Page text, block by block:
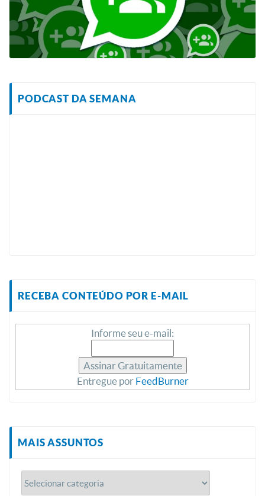
PODCAST DA SEMANA
RECEBA CONTEÚDO POR E-MAIL
Informe seu e-mail:
Entregue porFeedBurner
MAIS ASSUNTOS